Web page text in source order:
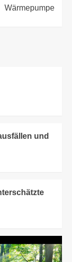
Wärmepumpe
und